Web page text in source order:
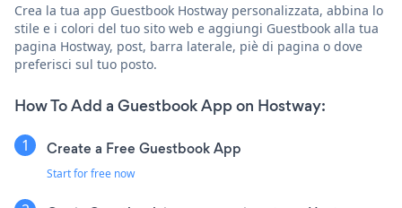
Crea la tua app Guestbook Hostway personalizzata, abbina lo
stile e i colori del tuo sito web e aggiungi Guestbook alla tua
pagina Hostway, post, barra laterale, piè di pagina o dove
preferisci sul tuo posto.
How To Add a Guestbook App on Hostway:
Create a Free Guestbook App
Start for free now